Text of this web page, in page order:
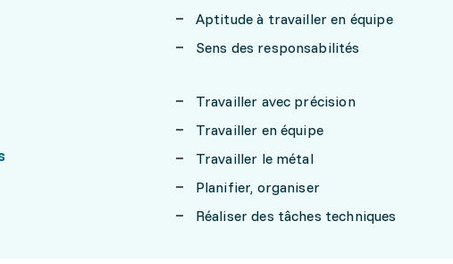
Aptitude à travailler en équipe
Sens des responsabilités
Travailler avec précision
Travailler en équipe
Travailler le métal
Planifier, organiser
Réaliser des tâches techniques